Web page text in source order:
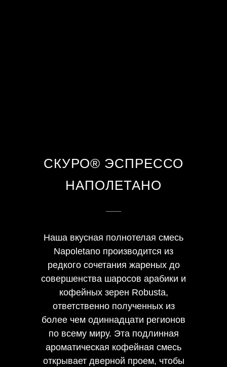
СКУРО® ЭСПРЕССО
НАПОЛЕТАНО
Наша вкусная полнотелая смесь
Napoletano производится из
редкого сочетания жареных до
совершенства шаросов арабики и
кофейных зерен Robusta,
ответственно полученных из
более чем одиннадцати регионов
по всему миру. Эта подлинная
ароматическая кофейная смесь
открывает дверной проем, чтобы